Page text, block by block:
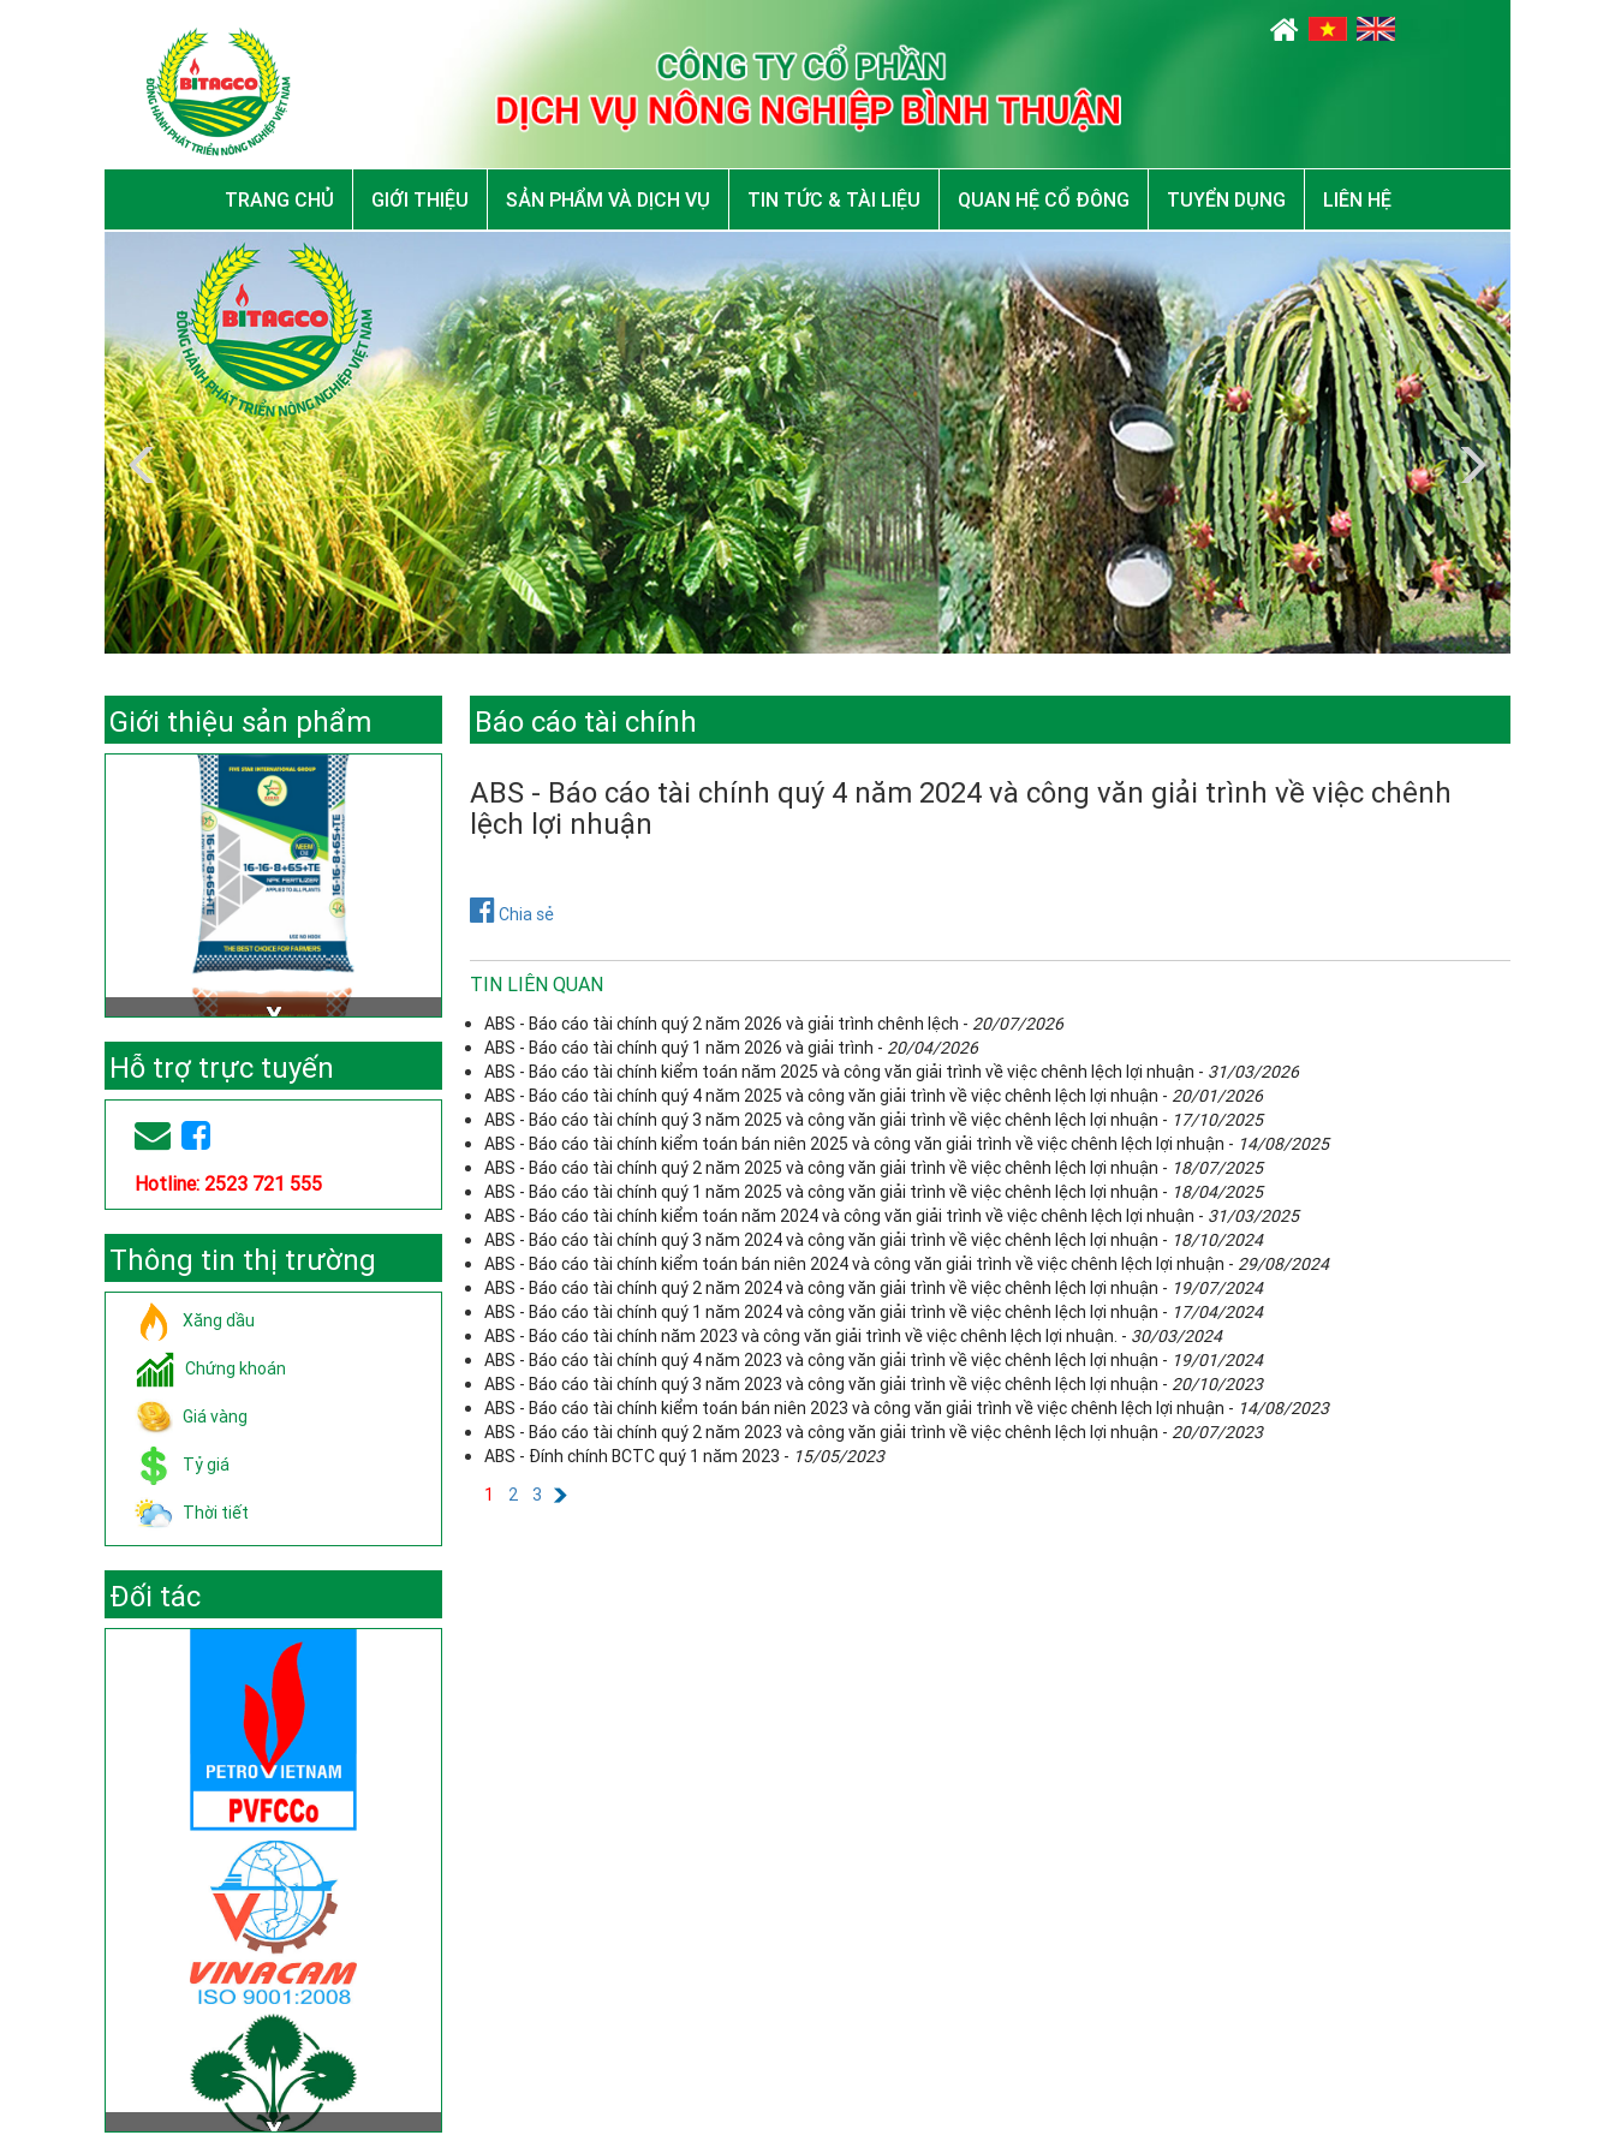
TRANG CHỦ GIỚI THIỆU SẢN PHẨM VÀ DỊCH VỤ TIN TỨC & TÀI LIỆU QUAN HỆ CỔ ĐÔNG TUYỂN DỤNG LIÊN HỆ
Giới thiệu sản phẩm
Hỗ trợ trực tuyến
Hotline: 2523 721 555
Thông tin thị trường
Xăng dầu
Chứng khoán
Giá vàng
Tỷ giá
Thời tiết
Đối tác
Báo cáo tài chính
ABS - Báo cáo tài chính quý 4 năm 2024 và công văn giải trình về việc chênh
lệch lợi nhuận
Chia sẻ
TIN LIÊN QUAN
ABS - Báo cáo tài chính quý 2 năm 2026 và giải trình chênh lệch - 20/07/2026
ABS - Báo cáo tài chính quý 1 năm 2026 và giải trình - 20/04/2026
ABS - Báo cáo tài chính kiểm toán năm 2025 và công văn giải trình về việc chênh lệch lợi nhuận - 31/03/2026
ABS - Báo cáo tài chính quý 4 năm 2025 và công văn giải trình về việc chênh lệch lợi nhuận - 20/01/2026
ABS - Báo cáo tài chính quý 3 năm 2025 và công văn giải trình về việc chênh lệch lợi nhuận - 17/10/2025
ABS - Báo cáo tài chính kiểm toán bán niên 2025 và công văn giải trình về việc chênh lệch lợi nhuận - 14/08/2025
ABS - Báo cáo tài chính quý 2 năm 2025 và công văn giải trình về việc chênh lệch lợi nhuận - 18/07/2025
ABS - Báo cáo tài chính quý 1 năm 2025 và công văn giải trình về việc chênh lệch lợi nhuận - 18/04/2025
ABS - Báo cáo tài chính kiểm toán năm 2024 và công văn giải trình về việc chênh lệch lợi nhuận - 31/03/2025
ABS - Báo cáo tài chính quý 3 năm 2024 và công văn giải trình về việc chênh lệch lợi nhuận - 18/10/2024
ABS - Báo cáo tài chính kiểm toán bán niên 2024 và công văn giải trình về việc chênh lệch lợi nhuận - 29/08/2024
ABS - Báo cáo tài chính quý 2 năm 2024 và công văn giải trình về việc chênh lệch lợi nhuận - 19/07/2024
ABS - Báo cáo tài chính quý 1 năm 2024 và công văn giải trình về việc chênh lệch lợi nhuận - 17/04/2024
ABS - Báo cáo tài chính năm 2023 và công văn giải trình về việc chênh lệch lợi nhuận. - 30/03/2024
ABS - Báo cáo tài chính quý 4 năm 2023 và công văn giải trình về việc chênh lệch lợi nhuận - 19/01/2024
ABS - Báo cáo tài chính quý 3 năm 2023 và công văn giải trình về việc chênh lệch lợi nhuận - 20/10/2023
ABS - Báo cáo tài chính kiểm toán bán niên 2023 và công văn giải trình về việc chênh lệch lợi nhuận - 14/08/2023
ABS - Báo cáo tài chính quý 2 năm 2023 và công văn giải trình về việc chênh lệch lợi nhuận - 20/07/2023
ABS - Đính chính BCTC quý 1 năm 2023 - 15/05/2023
1
2 3